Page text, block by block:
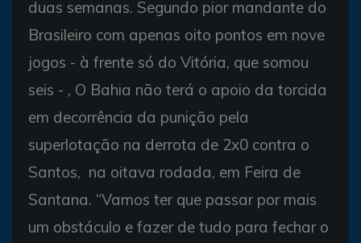
duas semanas. Segundo pior mandante do
Brasileiro com apenas oito pontos em nove
jogos - à frente só do Vitória, que somou
seis - , O Bahia não terá o apoio da torcida
em decorrência da punição pela
superlotação na derrota de 2x0 contra o
Santos, na oitava rodada, em Feira de
Santana. “Vamos ter que passar por mais
um obstáculo e fazer de tudo para fechar o